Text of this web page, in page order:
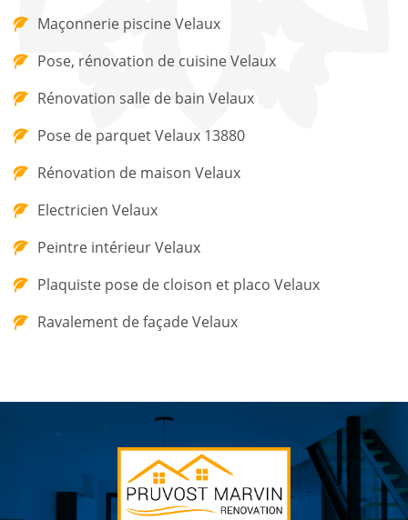
Maçonnerie piscine Velaux
Pose, rénovation de cuisine Velaux
Rénovation salle de bain Velaux
Pose de parquet Velaux 13880
Rénovation de maison Velaux
Electricien Velaux
Peintre intérieur Velaux
Plaquiste pose de cloison et placo Velaux
Ravalement de façade Velaux